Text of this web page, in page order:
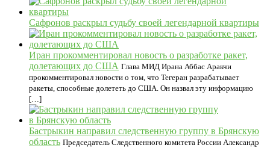
Сафронов раскрыл судьбу своей легендарной квартиры
Иран прокомментировал новость о разработке ракет,
долетающих до США Глава МИД Ирана Аббас Аракчи
прокомментировал новости о том, что Тегеран разрабатывает
ракеты, способные долететь до США. Он назвал эту информацию
[…]
Бастрыкин направил следственную группу в Брянскую
область Председатель Следственного комитета России Александр